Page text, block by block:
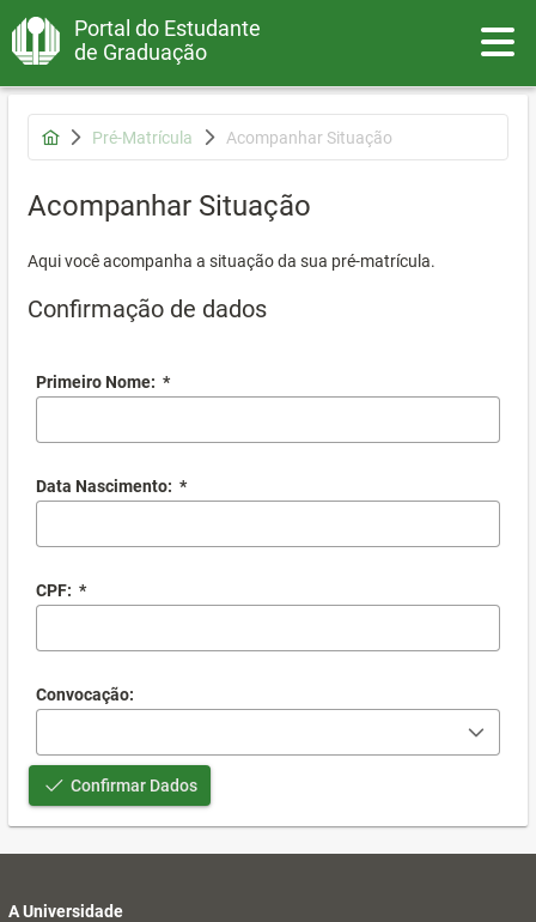
Portal do Estudante
de Graduação
Pré-Matrícula Acompanhar Situação
Acompanhar Situação
Aqui você acompanha a situação da sua pré-matrícula.
Confirmação de dados
Primeiro Nome: *
Data Nascimento: *
CPF: *
Convocação:
Confirmar Dados
A Universidade